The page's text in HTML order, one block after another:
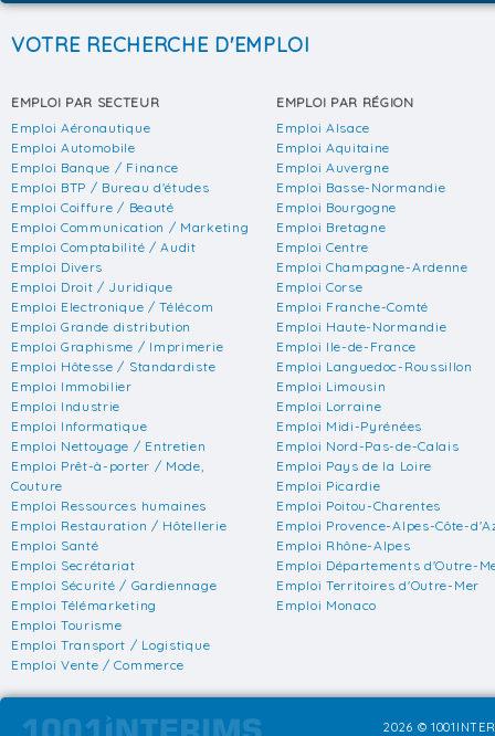
VOTRE RECHERCHE D'EMPLOI
EMPLOI PAR SECTEUR
Emploi Aéronautique
Emploi Automobile
Emploi Banque / Finance
Emploi BTP / Bureau d'études
Emploi Coiffure / Beauté
Emploi Communication / Marketing
Emploi Comptabilité / Audit
Emploi Divers
Emploi Droit / Juridique
Emploi Electronique / Télécom
Emploi Grande distribution
Emploi Graphisme / Imprimerie
Emploi Hôtesse / Standardiste
Emploi Immobilier
Emploi Industrie
Emploi Informatique
Emploi Nettoyage / Entretien
Emploi Prêt-à-porter / Mode,
Couture
Emploi Ressources humaines
Emploi Restauration / Hôtellerie
Emploi Santé
Emploi Secrétariat
Emploi Sécurité / Gardiennage
Emploi Télémarketing
Emploi Tourisme
Emploi Transport / Logistique
Emploi Vente / Commerce
EMPLOI PAR RÉGION
Emploi Alsace
Emploi Aquitaine
Emploi Auvergne
Emploi Basse-Normandie
Emploi Bourgogne
Emploi Bretagne
Emploi Centre
Emploi Champagne-Ardenne
Emploi Corse
Emploi Franche-Comté
Emploi Haute-Normandie
Emploi Ile-de-France
Emploi Languedoc-Roussillon
Emploi Limousin
Emploi Lorraine
Emploi Midi-Pyrénées
Emploi Nord-Pas-de-Calais
Emploi Pays de la Loire
Emploi Picardie
Emploi Poitou-Charentes
Emploi Provence-Alpes-Côte-
Emploi Rhône-Alpes
Emploi Départements d'Outre-
Emploi Territoires d'Outre-Mer
Emploi Monaco
2026 ©